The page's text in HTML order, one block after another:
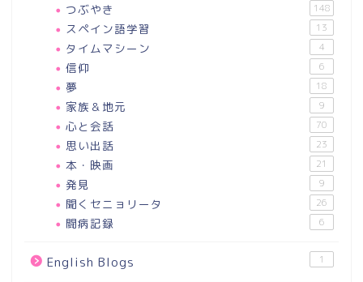
つぶやき 148
スペイン語学習 13
タイムマシーン 4
信仰 6
夢 18
家族＆地元 9
心と会話 70
思い出話 23
本・映画 21
発見 9
聞くセニョリータ 26
闘病記録 6
English Blogs 1